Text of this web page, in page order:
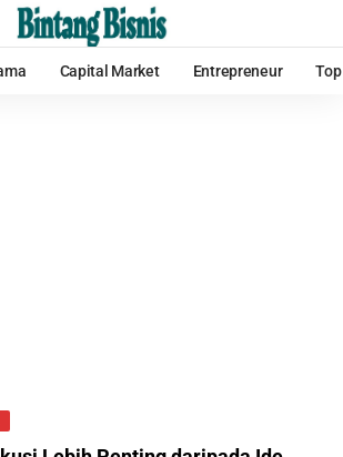
Capital Market Entrepreneur